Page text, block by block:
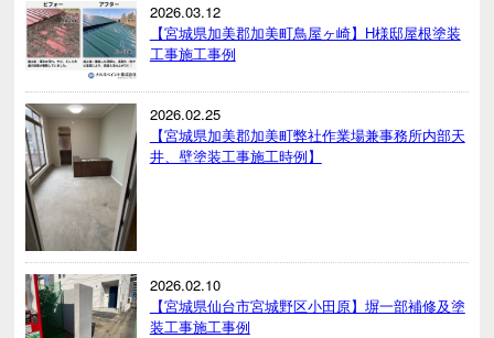
2026.03.12
【宮城県加美郡加美町鳥屋ヶ崎】H様邸屋根塗装
工事施工事例
2026.02.25
【宮城県加美郡加美町弊社作業場兼事務所内部天
井、壁塗装工事施工時例】
2026.02.10
【宮城県仙台市宮城野区小田原】塀一部補修及塗
装工事施工事例